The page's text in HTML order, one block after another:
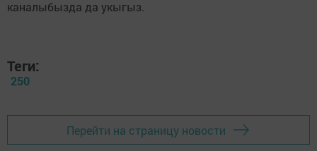
каналыбызда да укыгыз.
Теги:
250
Перейти на страницу новости